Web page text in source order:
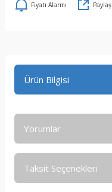
Fiyatı Alarmı Paylaş
Ürün Bilgisi
Yorumlar
Taksit Seçenekleri